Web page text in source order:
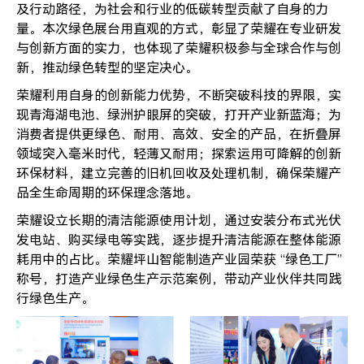
及行动路径，为社会和行业的低碳转型贡献了自身的力
量。本次绿色展台用直观的方式，彰显了荣耀在专业研发
与创新方面的实力，也体现了荣耀积极参与全球合作与创
新，推动绿色转型的坚定决心。
荣耀利用自身的创新能力优势，不断突破科技的界限，实
现青海湖电池、绿洲护眼屏的突破，打开产业新蓝海；为
消费者提供更绿色、耐用、高效、安全的产品，在折叠屏
领域突入毫米时代，轻薄又耐用；探索运用可降解的创新
环保材料，建立完善的旧机回收及处理机制，确保荣耀产
品全生命周期的环保理念落地。
荣耀设立长期的清洁能源使用计划，通过安装分布式光伏
发电站、购买绿电等实践，逐步提升清洁能源在整体能源
耗用中的占比。荣耀坪山智能制造产业园荣获 “绿色工厂”
称号，打造产业绿色生产示范案例，带动产业伙伴共同践
行绿色生产。